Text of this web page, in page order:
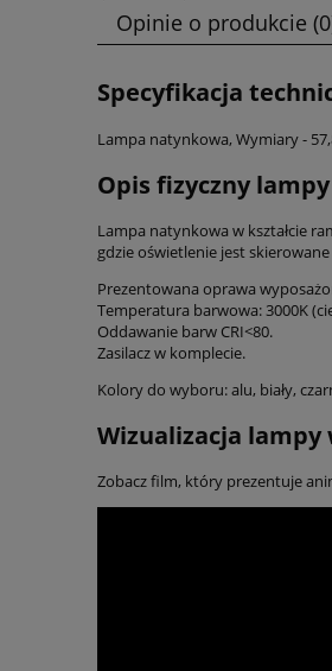
Opinie o produkcie
Specyfikacja
Lampa natynkowa, Wymiary -
Opis fizyczny
Lampa natynkowa w kształcie
gdzie oświetlenie jest
Prezentowana oprawa
Temperatura barwowa: 3000K
Oddawanie barw CRI<80.
Zasilacz w komplecie.
Kolory do wyboru: alu, biały,
Wizualizacja
Zobacz film, który prezentuje